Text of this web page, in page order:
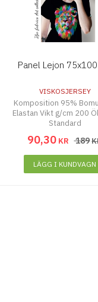
Panel Lejon
VISKOSJERSEY
Komposition 95%
Elastan Vikt g/cm 200
Standard
90,30 KR 189
LÄGG I KUNDVAGN